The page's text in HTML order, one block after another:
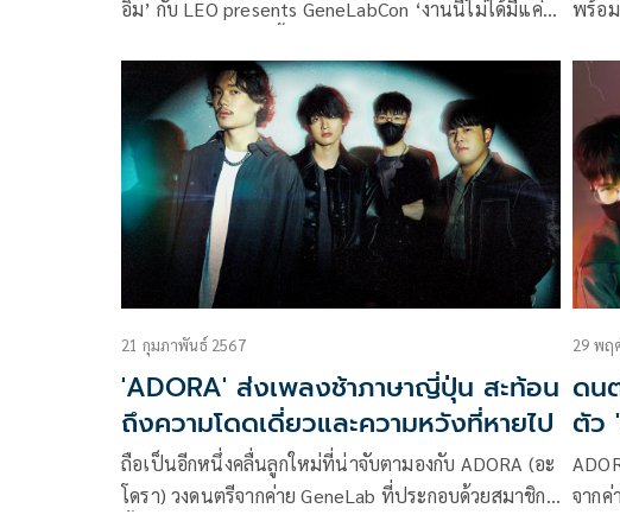
อิ่ม’ กับ LEO presents GeneLabCon ‘งานนี้ไม่ได้มีแค่
6 ตุลาคม 2567 ณ ยูเนี่ยน ฮอลล์, ชั้น 6 ศูนย์การค้ายู
เนี่ยน มอลล์ โดยค่าย GeneLab ในเครือ GMM Music
และทีมครึ่งเก้า
พร้อ
ที่สุด
แค่
ตุลา
มอลล์
21 กุมภาพันธ์ 2567
'ADORA' ส่งเพลงช้าภาษาญี่ปุ่น สะท้อน
ถึงความโดดเดี่ยวและความหวังที่หายไป
ถือเป็นอีกหนึ่งคลื่นลูกใหม่ที่น่าจับตามองกับ ADORA (อะ
โดรา) วงดนตรีจากค่าย GeneLab ที่ประกอบด้วยสมาชิก
29 พฤ
ดน
ตัว
จาก